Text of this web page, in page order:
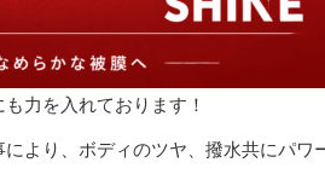
力を入れております！
より、ボディのツヤ、撥水共にパワ